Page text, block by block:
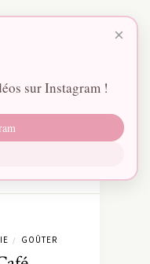
/ GOÛTER
×
sur Instagram !